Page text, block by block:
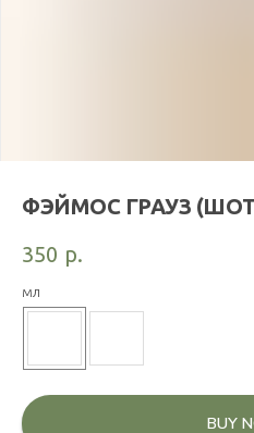
ФЭЙМОС ГРАУЗ
350 р.
мл
BUY